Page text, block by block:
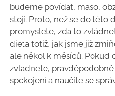
budeme povídat, maso,
stojí. Proto, než se do této
promyslete, zda to
dieta totiž, jak jsme již
ale několik měsíců. Pokud
zvládnete,
spokojení a naučíte se